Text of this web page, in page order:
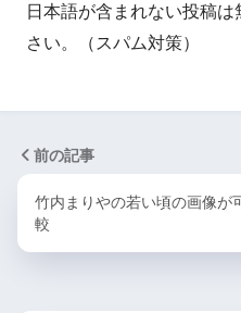
日本語が含まれない投稿
さい。（スパム対策）
前の記事
竹内まりやの若い頃の画像が
較